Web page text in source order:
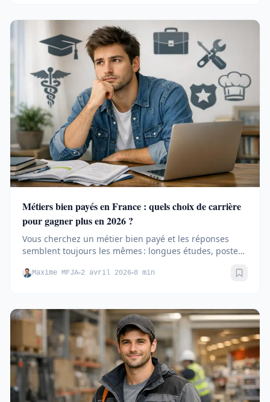
Métiers bien payés en France : quels choix de carrière
pour gagner plus en 2026 ?
Vous cherchez un métier bien payé et les réponses
semblent toujours les mêmes : longues études, postes
Maxime MFJA 2 avril 2026 8 min